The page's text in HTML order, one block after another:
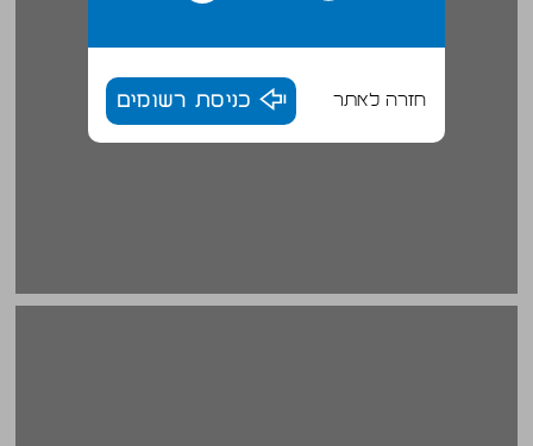
חזרה לאתר כניסת רשומים
הגליל העליון במעבר מתקופת הברונזה המאוחרת לתקופת הברזל ... 16